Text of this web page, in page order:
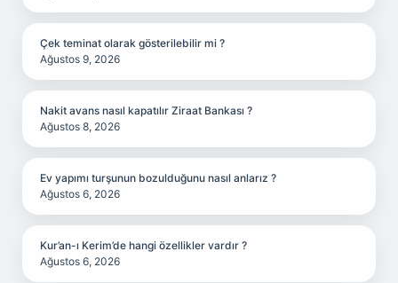
Çek teminat olarak gösterilebilir mi ?
Ağustos 9, 2026
Nakit avans nasıl kapatılır Ziraat Bankası ?
Ağustos 8, 2026
Ev yapımı turşunun bozulduğunu nasıl anlarız ?
Ağustos 6, 2026
Kur’an-ı Kerim’de hangi özellikler vardır ?
Ağustos 6, 2026